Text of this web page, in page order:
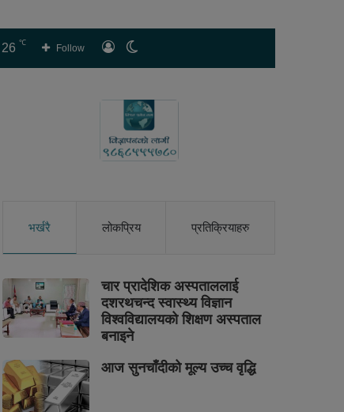
लगइन
Follow
26 ℃
भर्खरै लोकप्रिय प्रतिक्रियाहरु
चार प्रादेशिक अस्पताललाई
दशरथचन्द स्वास्थ्य विज्ञान
विश्वविद्यालयको शिक्षण अस्पताल
बनाइने
आज सुनचाँदीको मूल्य उच्च वृद्धि